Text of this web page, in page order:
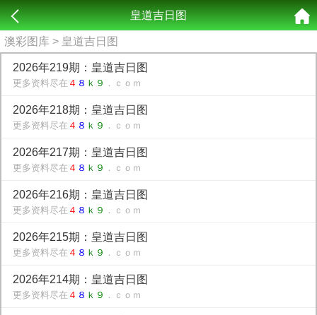
皇道吉日图
澳彩图库 > 皇道吉日图
2026年219期：皇道吉日图
更多资料尽在 ４ ８ ｋ９ ．ｃｏｍ
2026年218期：皇道吉日图
更多资料尽在 ４ ８ ｋ９ ．ｃｏｍ
2026年217期：皇道吉日图
更多资料尽在 ４ ８ ｋ９ ．ｃｏｍ
2026年216期：皇道吉日图
更多资料尽在 ４ ８ ｋ９ ．ｃｏｍ
2026年215期：皇道吉日图
更多资料尽在 ４ ８ ｋ９ ．ｃｏｍ
2026年214期：皇道吉日图
更多资料尽在 ４ ８ ｋ９ ．ｃｏｍ